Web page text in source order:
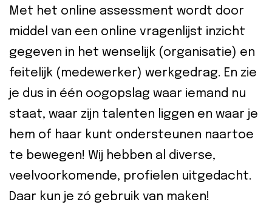
Met het online assessment wordt door
middel van een online vragenlijst inzicht
gegeven in het wenselijk (organisatie) en
feitelijk (medewerker) werkgedrag. En zie
je dus in één oogopslag waar iemand nu
staat, waar zijn talenten liggen en waar je
hem of haar kunt ondersteunen naartoe
te bewegen! Wij hebben al diverse,
veelvoorkomende, profielen uitgedacht.
Daar kun je zó gebruik van maken!